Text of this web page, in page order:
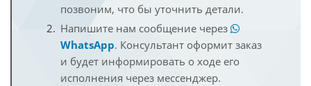
позвоним, что бы уточнить детали.
Напишите нам сообщение через
WhatsApp. Консультант оформит заказ
и будет информировать о ходе его
исполнения через мессенджер.